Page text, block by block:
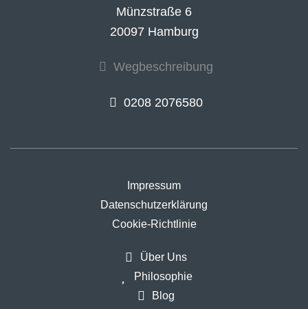
Münzstraße 6
20097 Hamburg
Wegbeschreibung
0208 2076580
Impressum
Datenschutzerklärung
Cookie-Richtlinie
Über Uns
Philosophie
Blog